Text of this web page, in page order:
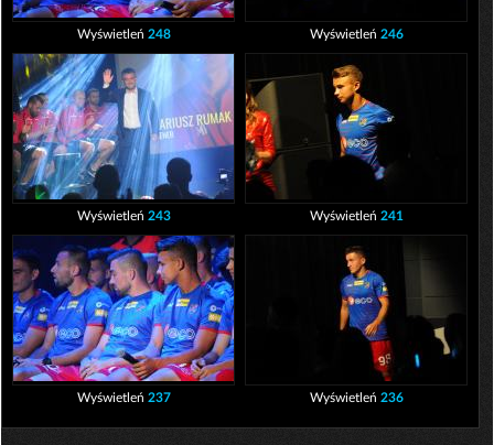
Wyświetleń 248 Wyświetleń 246
Wyświetleń 243 Wyświetleń 241
Wyświetleń 237 Wyświetleń 236